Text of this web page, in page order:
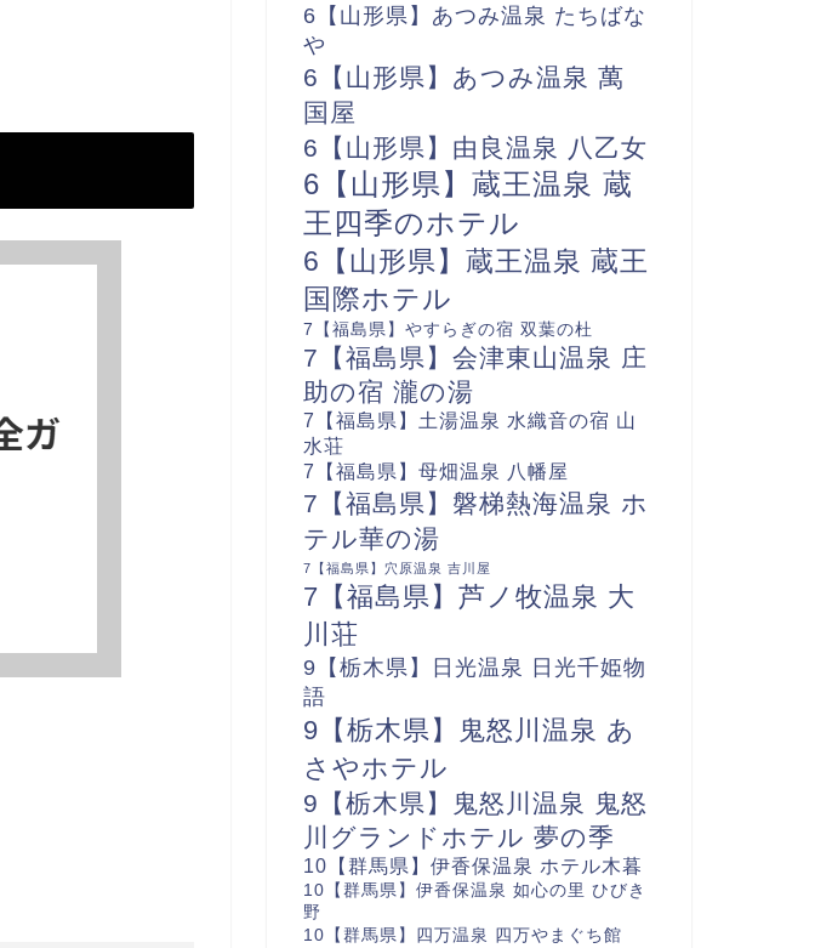
6【山形県】あつみ温泉 たちばな
や
6【山形県】あつみ温泉 萬
国屋
6【山形県】由良温泉 八乙女
6【山形県】蔵王温泉 蔵
王四季のホテル
6【山形県】蔵王温泉 蔵王
国際ホテル
7【福島県】やすらぎの宿 双葉の杜
7【福島県】会津東山温泉 庄
助の宿 瀧の湯
7【福島県】土湯温泉 水織音の宿 山
水荘
7【福島県】母畑温泉 八幡屋
7【福島県】磐梯熱海温泉 ホ
テル華の湯
7【福島県】穴原温泉 吉川屋
7【福島県】芦ノ牧温泉 大
川荘
9【栃木県】日光温泉 日光千姫物
語
9【栃木県】鬼怒川温泉 あ
さやホテル
9【栃木県】鬼怒川温泉 鬼怒
川グランドホテル 夢の季
10【群馬県】伊香保温泉 ホテル木暮
10【群馬県】伊香保温泉 如心の里 ひびき
野
10【群馬県】四万温泉 四万やまぐち館